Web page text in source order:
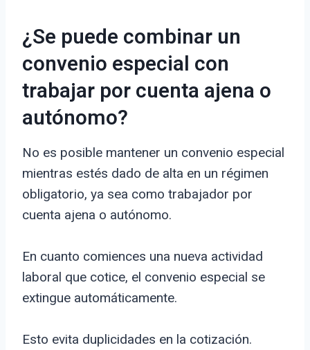
¿Se puede combinar un
convenio especial con
trabajar por cuenta ajena o
autónomo?
No es posible mantener un convenio especial
mientras estés dado de alta en un régimen
obligatorio, ya sea como trabajador por
cuenta ajena o autónomo.
En cuanto comiences una nueva actividad
laboral que cotice, el convenio especial se
extingue automáticamente.
Esto evita duplicidades en la cotización.